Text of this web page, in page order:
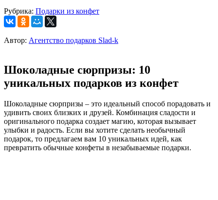
Рубрика: Подарки из конфет
Автор: Агентство подарков Slad-k
Шоколадные сюрпризы: 10
уникальных подарков из конфет
Шоколадные сюрпризы – это идеальный способ порадовать и
удивить своих близких и друзей. Комбинация сладости и
оригинального подарка создает магию, которая вызывает
улыбки и радость. Если вы хотите сделать необычный
подарок, то предлагаем вам 10 уникальных идей, как
превратить обычные конфеты в незабываемые подарки.